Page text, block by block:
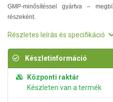
GMP-minősítéssel gyártva –
részeként.
Részletes leírás és specifikáció
Készletinformáció
Központi raktár
Készleten van a termék